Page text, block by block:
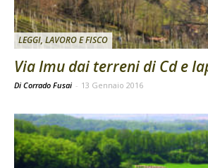
LEGGI, LAVORO E FISCO
Via Imu dai terreni di Cd e
Di Corrado Fusai - 13 Gennaio 2016